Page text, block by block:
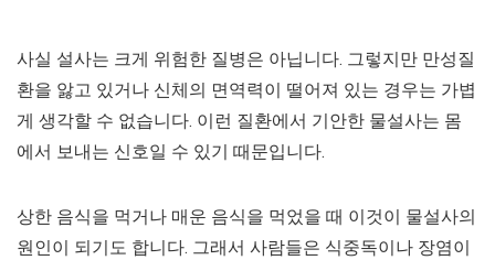
사실 설사는 크게 위험한 질병은 아닙니다. 그렇지만 만성질
환을 앓고 있거나 신체의 면역력이 떨어져 있는 경우는 가볍
게 생각할 수 없습니다. 이런 질환에서 기안한 물설사는 몸
에서 보내는 신호일 수 있기 때문입니다.
상한 음식을 먹거나 매운 음식을 먹었을 때 이것이 물설사의
원인이 되기도 합니다. 그래서 사람들은 식중독이나 장염이